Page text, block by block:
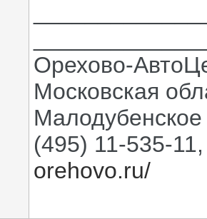
Орехово-
Московская
(495) 11-535-
orehovo.ru/